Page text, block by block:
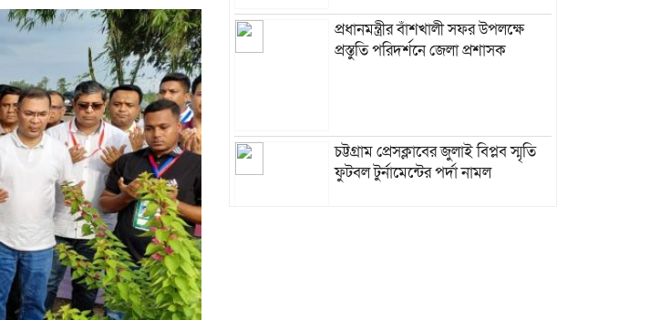
প্রধানমন্ত্রীর বাঁশখালী সফর উপলক্ষে
প্রস্তুতি পরিদর্শনে জেলা প্রশাসক
চট্টগ্রাম প্রেসক্লাবের জুলাই বিপ্লব স্মৃতি
ফুটবল টুর্নামেন্টের পর্দা নামল